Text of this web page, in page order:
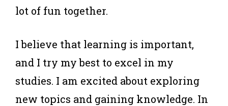
lot of fun together.
I believe that learning is important,
and I try my best to excel in my
studies. I am excited about exploring
new topics and gaining knowledge. In